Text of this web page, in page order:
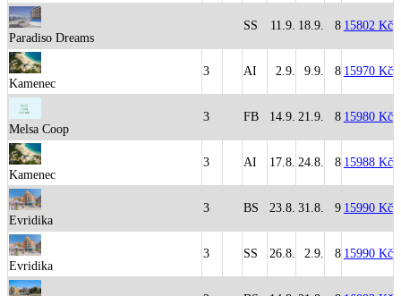
Paradiso Dreams
SS 11.9. 18.9. 8 15802 Kč
Kamenec
3 AI 2.9. 9.9. 8 15970 Kč
Melsa Coop
3 FB 14.9. 21.9. 8 15980 Kč
Kamenec
3 AI 17.8. 24.8. 8 15988 Kč
Evridika
3 BS 23.8. 31.8. 9 15990 Kč
Evridika
3 SS 26.8. 2.9. 8 15990 Kč